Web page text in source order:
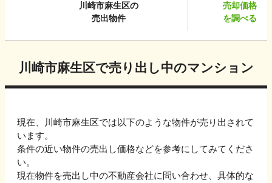
川崎市麻生区の
売出物件
売却価格
を調べる
川崎市麻生区で売り出し中のマンション
現在、 川崎市麻生区では以下のような物件が売り出されて
います。
条件の近い物件の売出し価格などを参考にしてみてくださ
い。
現在物件を売出し中の不動産会社に問い合わせ、具体的な